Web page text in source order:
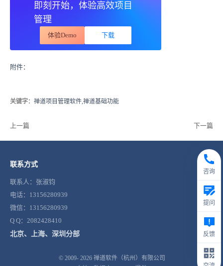
即刻开始，体验高效项目
管理
体验Demo 下载
附件：
关键字：禅道项目管理软件,禅道基础功能
上一篇 下一篇
联系方式
联系人：张淑钧
电话：13156280939
微信：13156280939
Q Q：2082428410
北京、上海、深圳分部
© 2009- 2026 禅道软件（杭州）有限公司
咨询
提问
反馈